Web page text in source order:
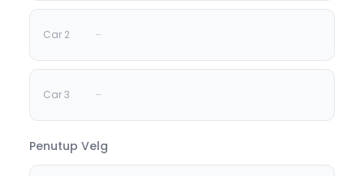
-
-
Penutup Velg